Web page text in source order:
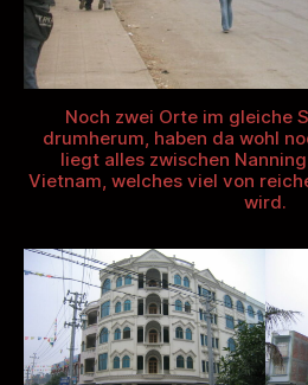
Noch zwei Orte im gleiche
drumherum, haben da wohl
liegt alles zwischen
Vietnam, welches viel von
wird.